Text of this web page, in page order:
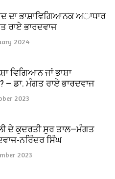
ਦਾ ਭਾਸ਼ਾਵਿਗਿਆਨਕ ਅਾਧਾਰ
ਰਾਏ ਭਾਰਦਵਾਜ
2024
ਵਿਗਿਆਨ ਜਾਂ ਭਾਸ਼ਾ
ਡਾ. ਮੰਗਤ ਰਾਏ ਭਾਰਦਵਾਜ
2023
ਦੇ ਕੁਦਰਤੀ ਸੁਰ ਤਾਲ—ਮੰਗਤ
ਨਰਿੰਦਰ ਸਿੰਘ
2023